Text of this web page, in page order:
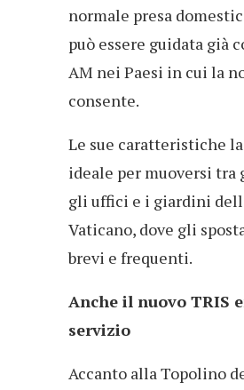
normale presa
può essere guidata già
AM nei Paesi in cui la
consente.
Le sue caratteristiche
ideale per muoversi
gli uffici e i giardini
Vaticano, dove gli
brevi e frequenti.
Anche il nuovo TRIS
servizio
Accanto alla Topolino